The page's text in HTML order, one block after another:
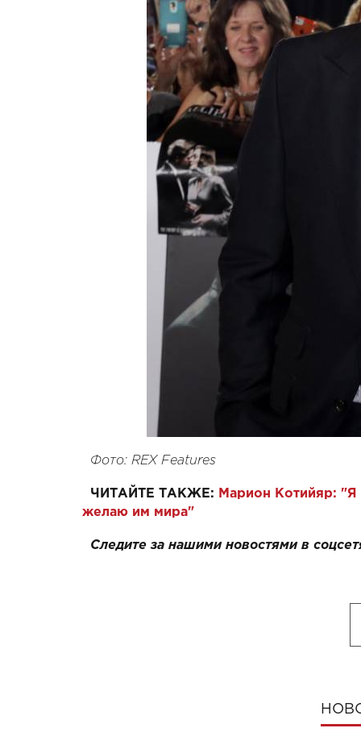
Фото: REX Features
ЧИТАЙТЕ ТАКЖЕ: Марион Котийяр:
желаю им мира"
Следите за нашими новостями в